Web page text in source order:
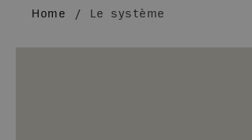
Home / Le système